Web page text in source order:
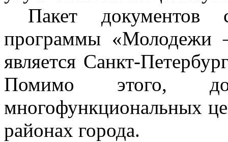
Пакет документов
программы «Молодежи
является Санкт-
Помимо этого,
многофункциональных
районах города.